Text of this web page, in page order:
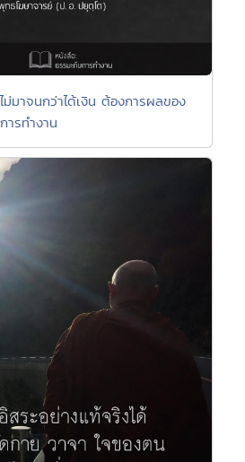
มาจนกว่าได้เงิน ต้องการผลของ
ารทำงาน